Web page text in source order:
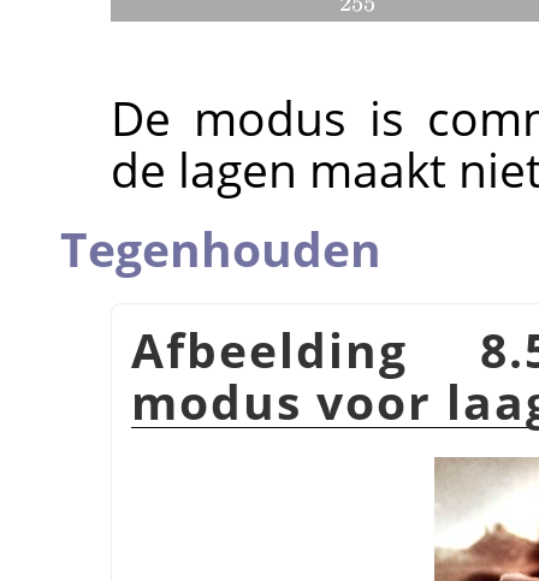
De modus is
de lagen maakt
Tegenhouden
Afbeelding
modus voor